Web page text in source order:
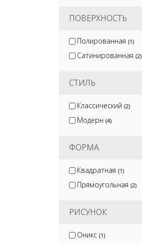
ПОВЕРХНОСТЬ
Полированная (1)
Сатинированная (2)
СТИЛЬ
Классический (2)
Модерн (4)
ФОРМА
Квадратная (1)
Прямоугольная (2)
РИСУНОК
Оникс (1)